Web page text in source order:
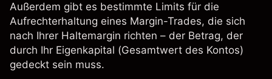
Außerdem gibt es bestimmte Limits für die
Aufrechterhaltung eines Margin-Trades, die sich
nach Ihrer Haltemargin richten – der Betrag, der
durch Ihr Eigenkapital (Gesamtwert des Kontos)
gedeckt sein muss.